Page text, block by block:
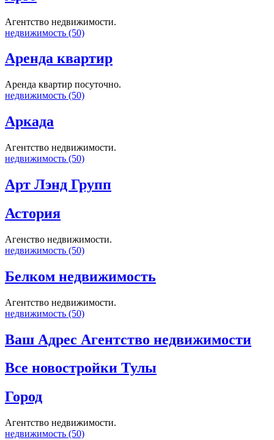
Агентство недвижимости.
недвижимость (50)
Аренда квартир
Аренда квартир посуточно.
недвижимость (50)
Аркада
Агентство недвижимости.
недвижимость (50)
Арт Лэнд Групп
Астория
Агенство недвижимости.
недвижимость (50)
Белком недвижимость
Агентство недвижимости.
недвижимость (50)
Ваш Адрес Агентство недвижимости
Все новостройки Тулы
Город
Агентство недвижимости.
недвижимость (50)